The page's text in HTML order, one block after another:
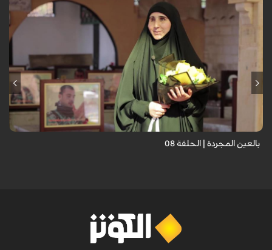
برنامج "بالعين المجردة" هو توثيق إنسانيٌّ شجاعٌ للحياة تحت وطأة الحرب،
حيث نستمع فيه إلى شهاداتٍ حيّةٍ لأشخاص عايشوا التفجيرات والدمار، فنرى
بعيونهم ت...
بالعين المجردة | الحلقة 08